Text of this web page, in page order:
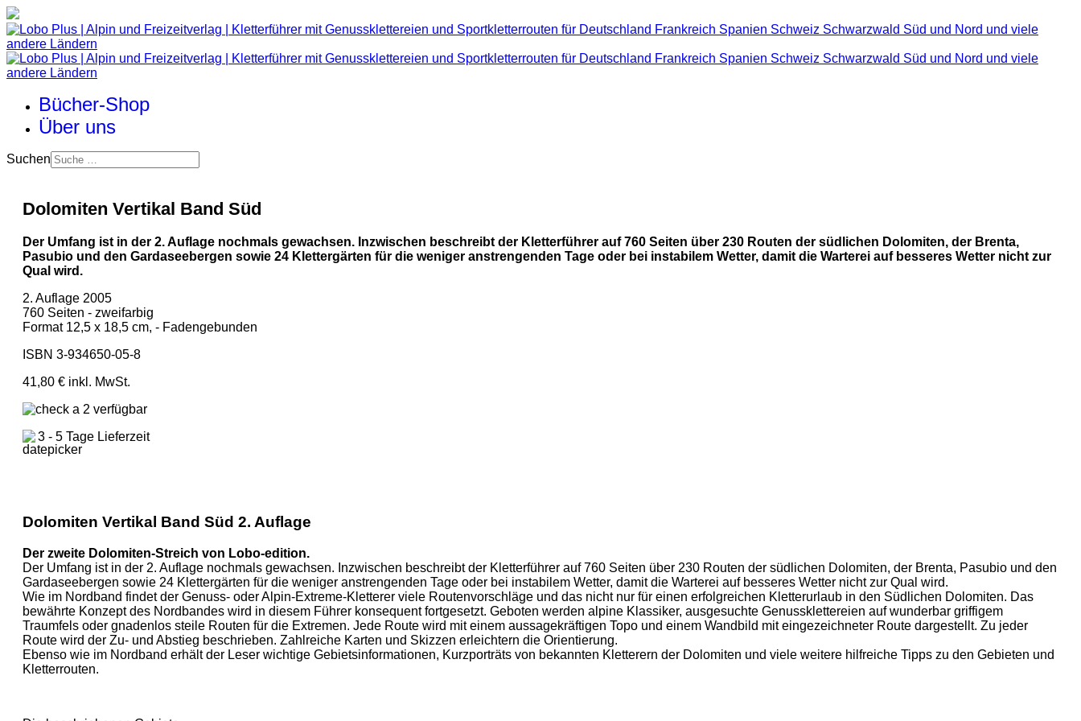
Bücher-Shop
Über uns
Suchen
Dolomiten Vertikal Band Süd
Der Umfang ist in der 2. Auflage nochmals gewachsen. Inzwischen beschreibt der Kletterführer auf 760 Seiten über 230 Routen der südlichen Dolomiten, der Brenta,
Pasubio und den Gardaseebergen sowie 24 Klettergärten für die weniger anstrengenden Tage oder bei instabilem Wetter, damit die Warterei auf besseres Wetter nicht zur
Qual wird.
2. Auflage 2005
760 Seiten - zweifarbig
Format 12,5 x 18,5 cm, - Fadengebunden
ISBN 3-934650-05-8
41,80 € inkl. MwSt.
verfügbar
3 - 5 Tage Lieferzeit
Dolomiten Vertikal Band Süd 2. Auflage
Der zweite Dolomiten-Streich von Lobo-edition.
Der Umfang ist in der 2. Auflage nochmals gewachsen. Inzwischen beschreibt der Kletterführer auf 760 Seiten über 230 Routen der südlichen Dolomiten, der Brenta, Pasubio und den
Gardaseebergen sowie 24 Klettergärten für die weniger anstrengenden Tage oder bei instabilem Wetter, damit die Warterei auf besseres Wetter nicht zur Qual wird.
Wie im Nordband findet der Genuss- oder Alpin-Extreme-Kletterer viele Routenvorschläge und das nicht nur für einen erfolgreichen Kletterurlaub in den Südlichen Dolomiten. Das
bewährte Konzept des Nordbandes wird in diesem Führer konsequent fortgesetzt. Geboten werden alpine Klassiker, ausgesuchte Genussklettereien auf wunderbar griffigem
Traumfels oder gnadenlos steile Routen für die Extremen. Jede Route wird mit einem aussagekräftigen Topo und einem Wandbild mit eingezeichneter Route dargestellt. Zu jeder
Route wird der Zu- und Abstieg beschrieben. Zahlreiche Karten und Skizzen erleichtern die Orientierung.
Ebenso wie im Nordband erhält der Leser wichtige Gebietsinformationen, Kurzporträts von bekannten Kletterern der Dolomiten und viele weitere hilfreiche Tipps zu den Gebieten und
Kletterrouten.